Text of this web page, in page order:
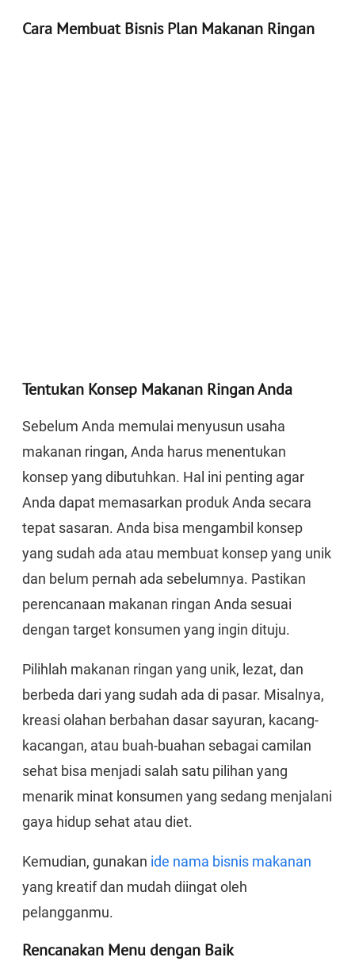
Cara Membuat Bisnis Plan Makanan Ringan
Tentukan Konsep Makanan Ringan Anda
Sebelum Anda memulai menyusun usaha
makanan ringan, Anda harus menentukan
konsep yang dibutuhkan. Hal ini penting agar
Anda dapat memasarkan produk Anda secara
tepat sasaran. Anda bisa mengambil konsep
yang sudah ada atau membuat konsep yang unik
dan belum pernah ada sebelumnya. Pastikan
perencanaan makanan ringan Anda sesuai
dengan target konsumen yang ingin dituju.
Pilihlah makanan ringan yang unik, lezat, dan
berbeda dari yang sudah ada di pasar. Misalnya,
kreasi olahan berbahan dasar sayuran, kacang-
kacangan, atau buah-buahan sebagai camilan
sehat bisa menjadi salah satu pilihan yang
menarik minat konsumen yang sedang menjalani
gaya hidup sehat atau diet.
Kemudian, gunakan ide nama bisnis makanan
yang kreatif dan mudah diingat oleh
pelangganmu.
Rencanakan Menu dengan Baik